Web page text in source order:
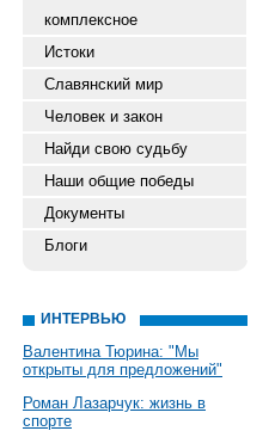
комплексное
Истоки
Славянский мир
Человек и закон
Найди свою судьбу
Наши общие победы
Документы
Блоги
ИНТЕРВЬЮ
Валентина Тюрина: "Мы
открыты для предложений"
Роман Лазарчук: жизнь в
спорте